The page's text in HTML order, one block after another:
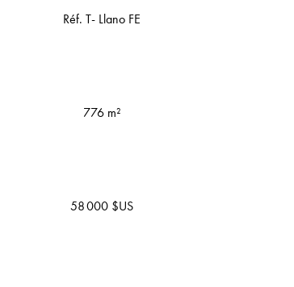
Réf. T- Llano FE
776 m²
58 000 $US